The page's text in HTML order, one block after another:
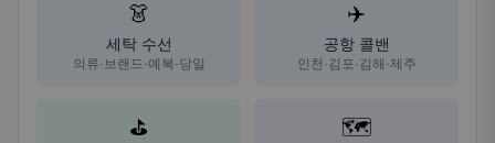
👗
세탁 수선
의류·브랜드·예복·당일
✈️
공항 콜밴
인천·김포·김해·제주
⛳ 🗺️